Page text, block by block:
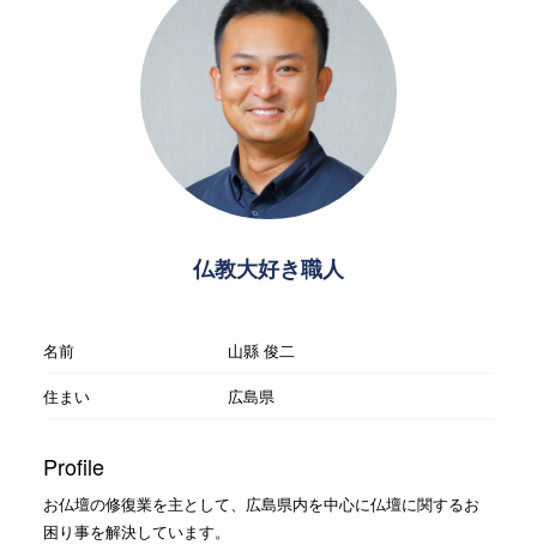
仏教大好き職人
名前
山縣 俊二
住まい
広島県
Profile
お仏壇の修復業を主として、広島県内を中心に仏壇に関するお
困り事を解決しています。